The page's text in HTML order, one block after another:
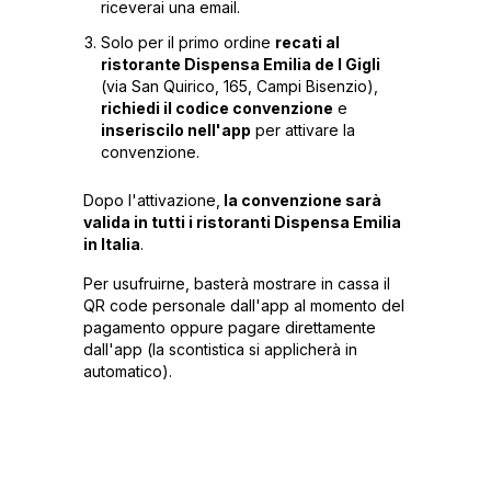
riceverai una email.
Solo per il primo ordine recati al
ristorante Dispensa Emilia de I Gigli
(via San Quirico, 165, Campi Bisenzio),
richiedi il codice convenzione e
inseriscilo nell'app per attivare la
convenzione.
Dopo l'attivazione, la convenzione sarà
valida in tutti i ristoranti Dispensa Emilia
in Italia.
Per usufruirne, basterà mostrare in cassa il
QR code personale dall'app al momento del
pagamento oppure pagare direttamente
dall'app (la scontistica si applicherà in
automatico).